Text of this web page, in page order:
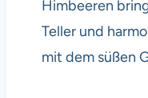
Himbeeren
Teller und
mit dem süßen